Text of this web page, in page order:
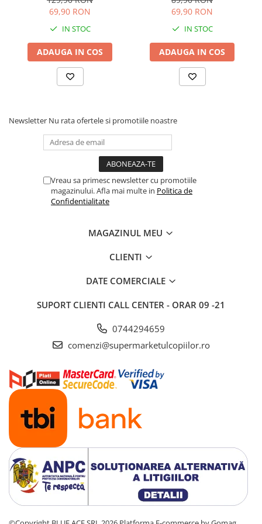
Articole hranire bebelusi
Scaune de masa bebe
Suzete si accesorii
Carti pentru copii
Atlase si enciclopedii pentru copii
Casute si corturi copii
Colaci, ochelari si accesorii inot
Jucarii pentru plaja si nisip
Tobogane copii
Masinute si vehicule pentru copii
Triciclete
Zmeie si jucarii zburatoare
Camera copilului
bebelusi
Lenjerii si huse patut
Mobilier camera copii
Monitoare video bebelusi
Paturici bebe
Patut bebe
Saltele copii
Sisteme de siguranta copii
Imbracaminte si incaltaminte
Rainbow Loom Bands , 3500
piese , Multicolor
69,90 RON
IN STOC
ADAUGA IN COS
69,90 RON
IN STOC
ADAUGA IN COS
Newsletter Nu rata ofertele si promotiile noastre
Vreau sa primesc newsletter cu promotiile
magazinului. Afla mai multe in Politica de
Confidentialitate
MAGAZINUL MEU
CLIENTI
DATE COMERCIALE
SUPORT CLIENTI CALL CENTER - ORAR 09 -21
0744294659
comenzi@supermarketulcopiilor.ro